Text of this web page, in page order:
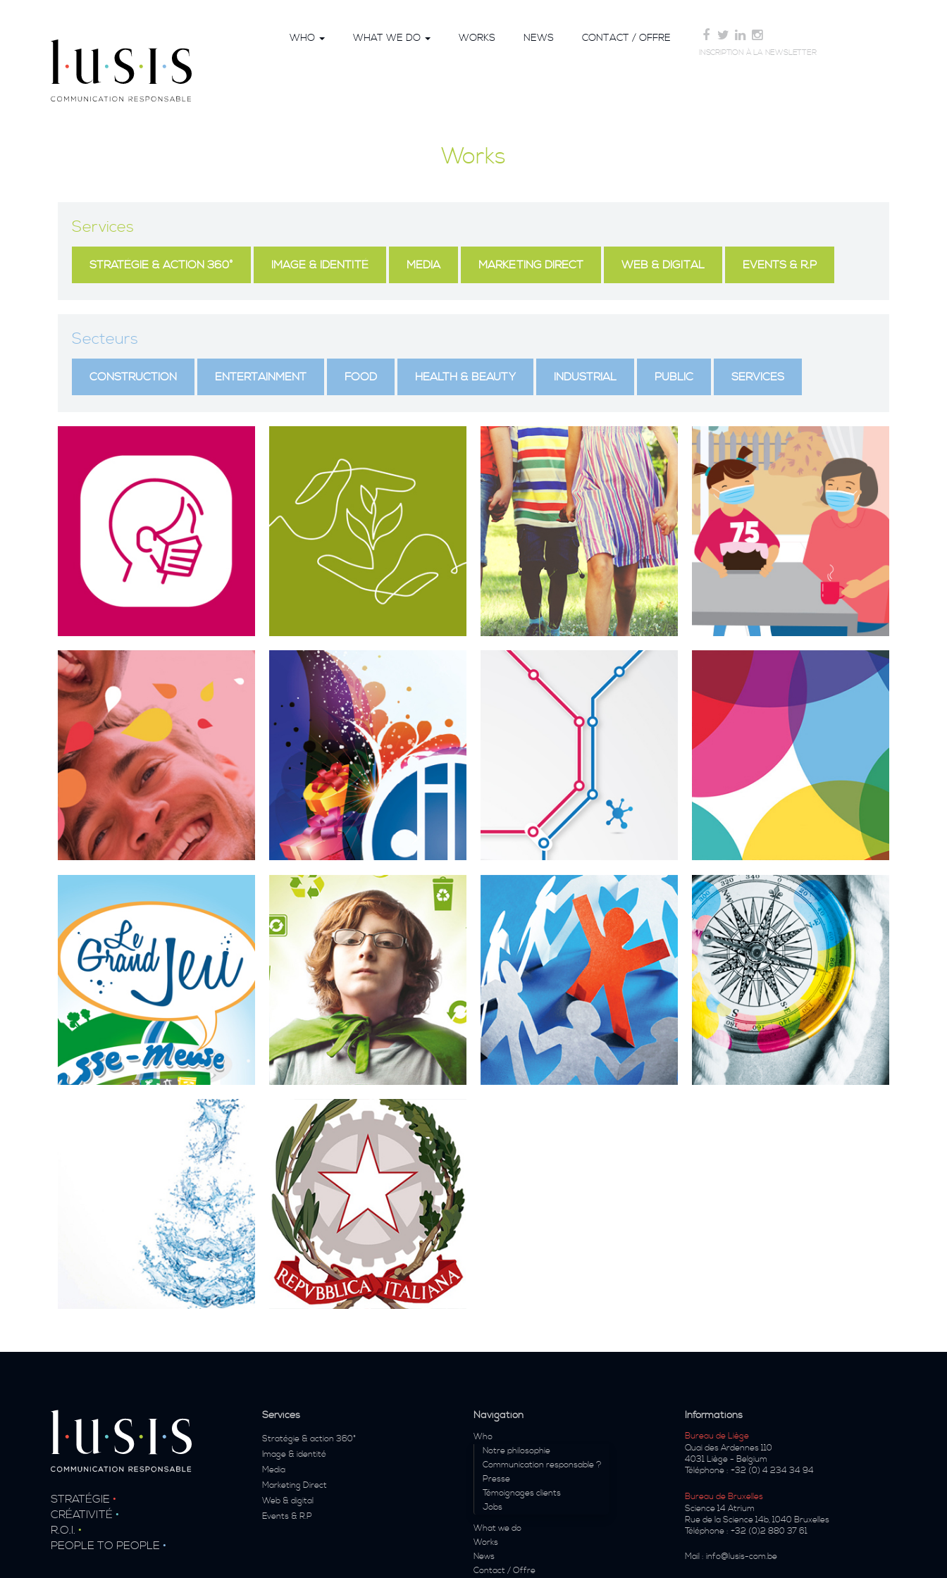
WHO WHAT WE DO WORKS NEWS CONTACT / OFFRE
INSCRIPTION À LA NEWSLETTER
Works
Services
STRATÉGIE & ACTION 360° IMAGE & IDENTITÉ MEDIA MARKETING DIRECT WEB & DIGITAL EVENTS & R.P
Secteurs
CONSTRUCTION ENTERTAINMENT FOOD HEALTH & BEAUTY INDUSTRIAL PUBLIC SERVICES
STRATÉGIE •
CRÉATIVITÉ •
R.O.I. •
PEOPLE TO PEOPLE •
Services
Stratégie & action 360°
Image & identité
Media
Marketing Direct
Web & digital
Events & R.P
Navigation
Who
Notre philosophie
Communication responsable ?
Presse
Témoignages clients
Jobs
What we do
Works
News
Contact / Offre
Informations
Bureau de Liège
Quai des Ardennes 110
4031 Liège - Belgium
Téléphone : +32 (0) 4 234 34 94
Bureau de Bruxelles
Science 14 Atrium
Rue de la Science 14b, 1040 Bruxelles
Téléphone : +32 (0)2 880 37 61
Mail : info@lusis-com.be